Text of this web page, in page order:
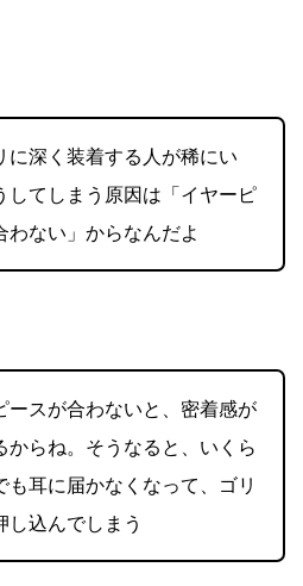
に深く装着する人が稀にい
してしまう原因は「イヤーピ
わない」からなんだよ
ースが合わないと、密着感が
からね。そうなると、いくら
も耳に届かなくなって、ゴリ
し込んでしまう